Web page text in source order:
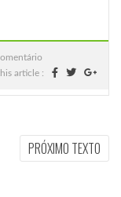
article :
PRÓXIMO TEXTO